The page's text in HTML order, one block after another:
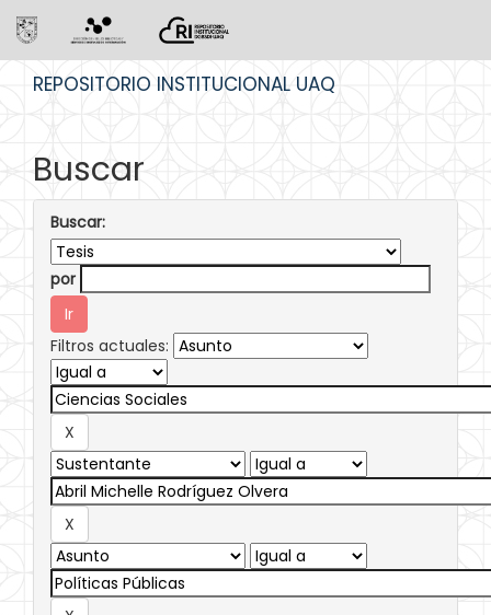
REPOSITORIO INSTITUCIONAL UAQ
Buscar
Buscar:
por
Filtros actuales: